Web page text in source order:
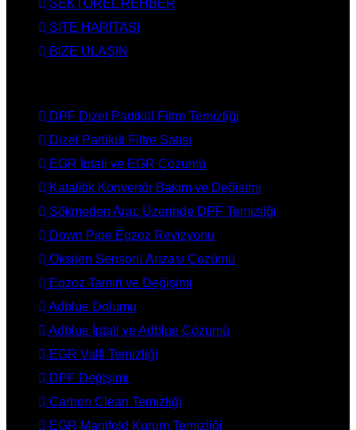
SEKTÖREL REHBER
SİTE HARİTASI
BİZE ULAŞIN
DPF Dizel Partikül Filtre Temizliği
Dizel Partikül Filtre Satışı
EGR İptali ve EGR Çözümü
Katalitik Konvertör Bakım ve Değişimi
Sökmeden Araç Üzerinde DPF Temizliği
Down Pipe Egzoz Revizyonu
Oksijen Sensörü Arızası Çözümü
Egzoz Tamiri ve Değişimi
Adblue Dolumu
Adblue İptali ve Adblue Çözümü
EGR Valfi Temizliği
DPF Değişimi
Carbon Clean Temizliği
EGR Manifold Kurum Temizliği